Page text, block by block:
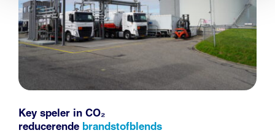
Key speler in CO₂
reducerende brandstofblends